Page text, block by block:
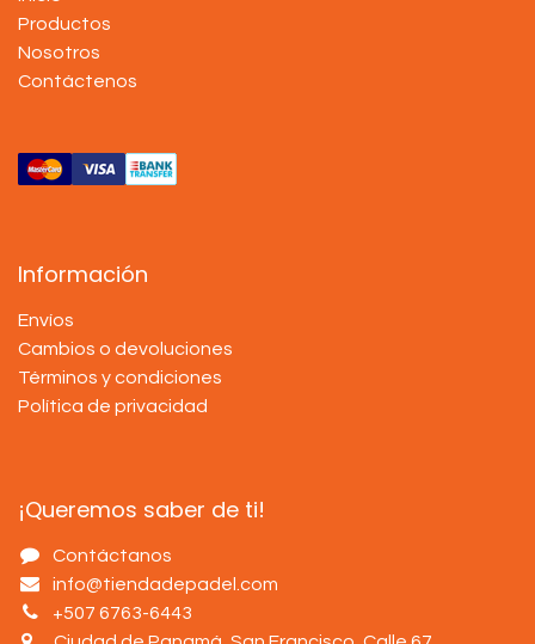
Productos
Nosotros
Contáctenos
Información
Envíos
Cambios o devoluciones
Términos y condiciones
Política de privacidad
¡Queremos saber de ti!
Contáctanos
info@tiendadepadel.com
+507 6763-6443